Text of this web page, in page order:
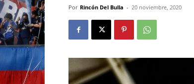
Por Rincón Del Bulla - 20 noviembre, 2020